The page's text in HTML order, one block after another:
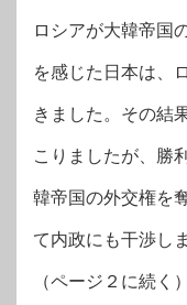
ロシアが大韓帝国
を感じた日本は、
きました。その結
こりましたが、勝
韓帝国の外交権を
て内政にも干渉し
（ページ２に続く）